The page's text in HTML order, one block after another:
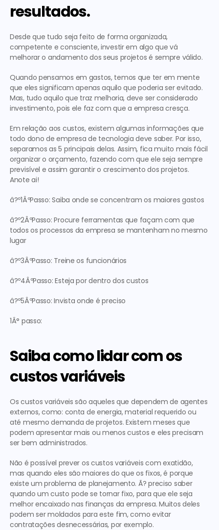
resultados.
Desde que tudo seja feito de forma organizada,
competente e consciente, investir em algo que vá
melhorar o andamento dos seus projetos é sempre válido.
Quando pensamos em gastos, temos que ter em mente
que eles significam apenas aquilo que poderia ser evitado.
Mas, tudo aquilo que traz melhoria, deve ser considerado
investimento, pois ele faz com que a empresa cresça.
Em relação aos custos, existem algumas informações que
todo dono de empresa de tecnologia deve saber. Por isso,
separamos as 5 principais delas. Assim, fica muito mais fácil
organizar o orçamento, fazendo com que ele seja sempre
previsível e assim garantir o crescimento dos projetos.
Anote ai!
â?º1ÂºPasso: Saiba onde se concentram os maiores gastos
â?º2ÂºPasso: Procure ferramentas que façam com que
todos os processos da empresa se mantenham no mesmo
lugar
â?º3ÂºPasso: Treine os funcionários
â?º4ÂºPasso: Esteja por dentro dos custos
â?º5ÂºPasso: Invista onde é preciso
1Â° passo:
Saiba como lidar com os
custos variáveis
Os custos variáveis são aqueles que dependem de agentes
externos, como: conta de energia, material requerido ou
até mesmo demanda de projetos. Existem meses que
podem apresentar mais ou menos custos e eles precisam
ser bem administrados.
Não é possível prever os custos variáveis com exatidão,
mas quando eles são maiores do que os fixos, é porque
existe um problema de planejamento. Ã? preciso saber
quando um custo pode se tornar fixo, para que ele seja
melhor encaixado nas finanças da empresa. Muitos deles
podem ser moldados para este fim, como evitar
contratações desnecessárias, por exemplo.